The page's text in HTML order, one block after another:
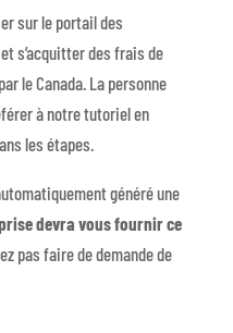
sur le portail des
s’acquitter des frais de
le Canada. La personne
à notre tutoriel en
les étapes.
généré une
devra vous fournir ce
pas faire de demande de